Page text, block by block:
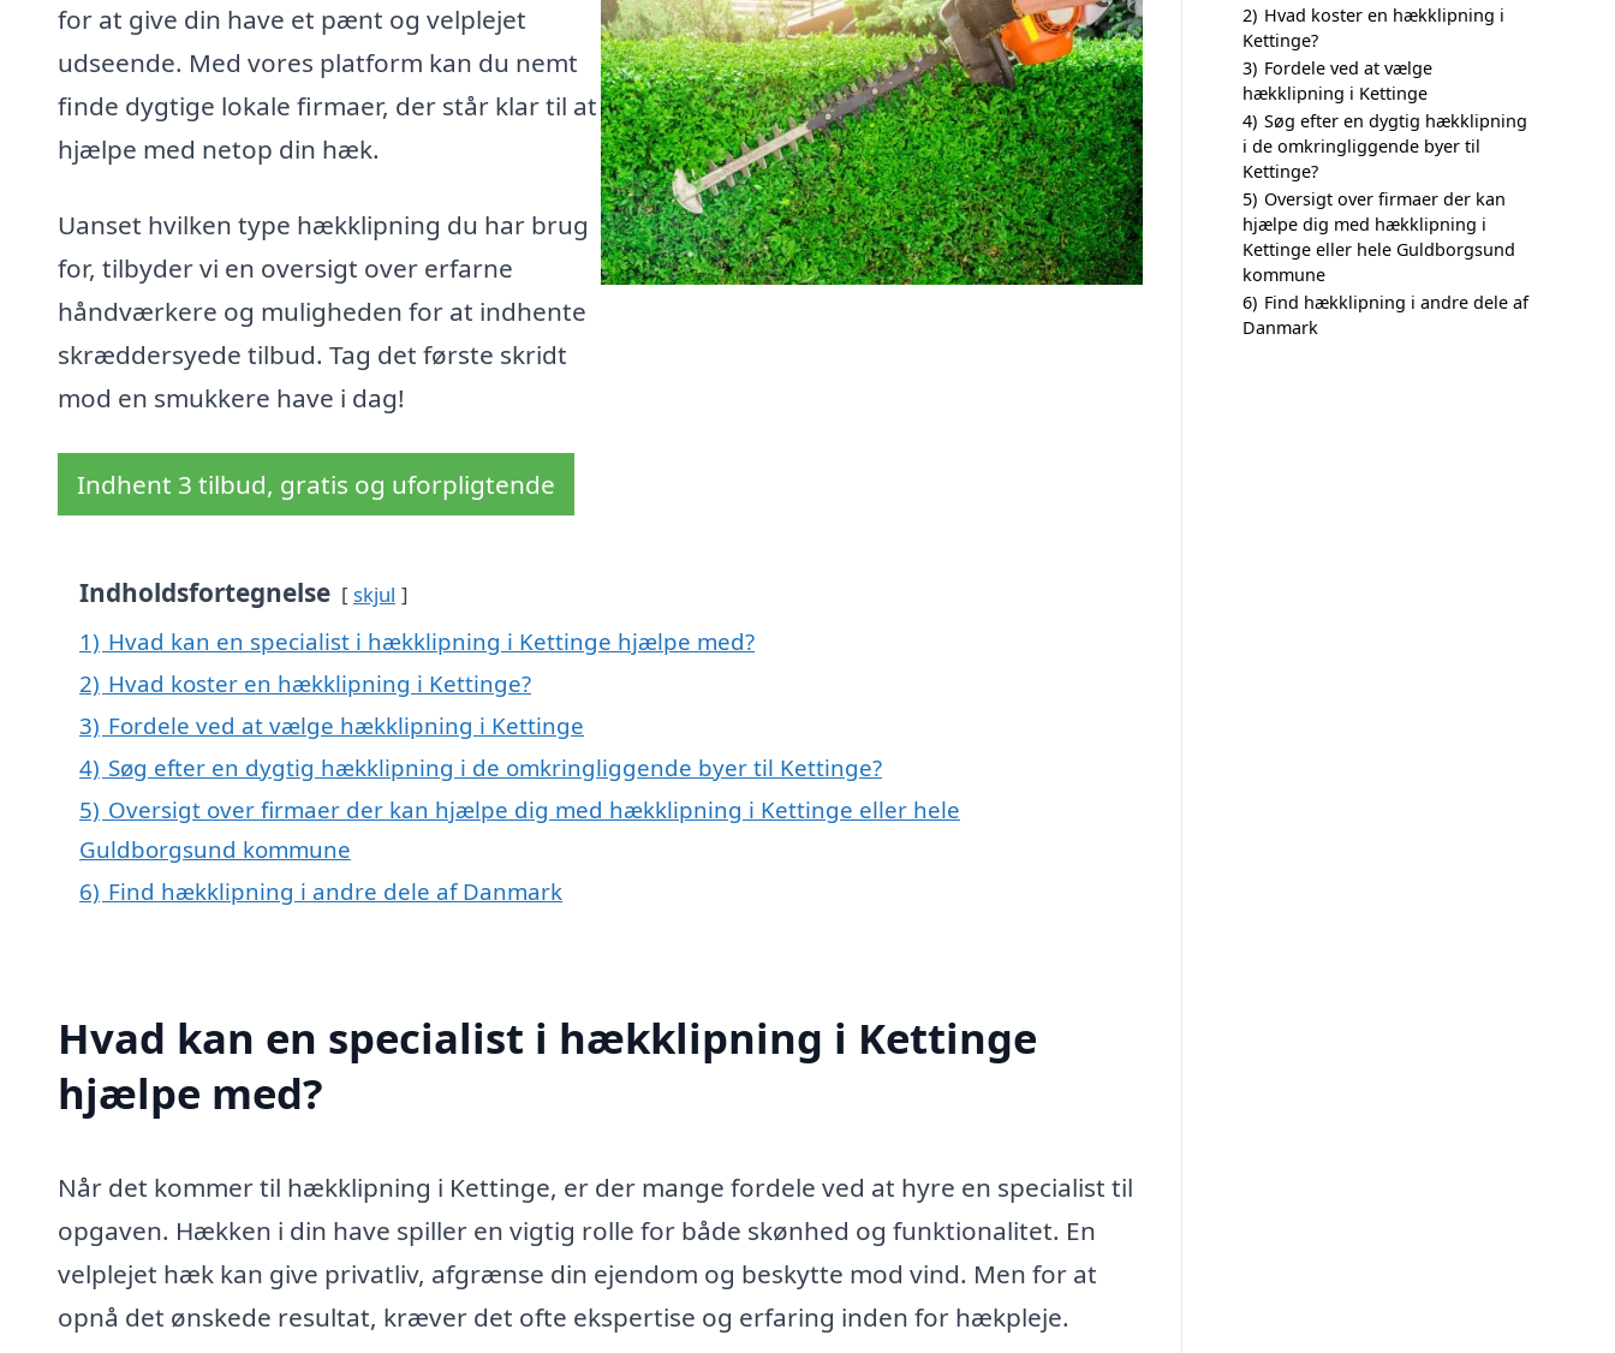
for at give din have et pænt og velplejet
udseende. Med vores platform kan du nemt
finde dygtige lokale firmaer, der står klar til at
hjælpe med netop din hæk.
Uanset hvilken type hækklipning du har brug
for, tilbyder vi en oversigt over erfarne
håndværkere og muligheden for at indhente
skræddersyede tilbud. Tag det første skridt
mod en smukkere have i dag!
Indhent 3 tilbud, gratis og uforpligtende
Indholdsfortegnelse skjul
1) Hvad kan en specialist i hækklipning i Kettinge hjælpe med?
2) Hvad koster en hækklipning i Kettinge?
3) Fordele ved at vælge hækklipning i Kettinge
4) Søg efter en dygtig hækklipning i de omkringliggende byer til Kettinge?
5) Oversigt over firmaer der kan hjælpe dig med hækklipning i Kettinge eller hele
Guldborgsund kommune
6) Find hækklipning i andre dele af Danmark
Hvad kan en specialist i hækklipning i Kettinge
hjælpe med?
Når det kommer til hækklipning i Kettinge, er der mange fordele ved at hyre en specialist til
opgaven. Hækken i din have spiller en vigtig rolle for både skønhed og funktionalitet. En
velplejet hæk kan give privatliv, afgrænse din ejendom og beskytte mod vind. Men for at
opnå det ønskede resultat, kræver det ofte ekspertise og erfaring inden for hækpleje.
2) Hvad koster en hækklipning i
Kettinge?
3) Fordele ved at vælge
hækklipning i Kettinge
4) Søg efter en dygtig hækklipning
i de omkringliggende byer til
Kettinge?
5) Oversigt over firmaer der kan
hjælpe dig med hækklipning i
Kettinge eller hele Guldborgsund
kommune
6) Find hækklipning i andre dele af
Danmark